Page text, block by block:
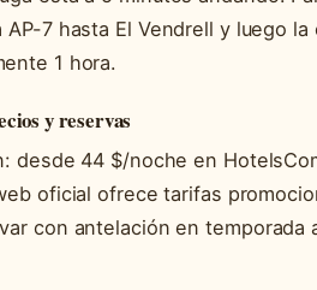
AP-7 hasta El Vendrell y luego
1 hora.
y reservas
desde 44 $/noche en
oficial ofrece tarifas
con antelación en temporada